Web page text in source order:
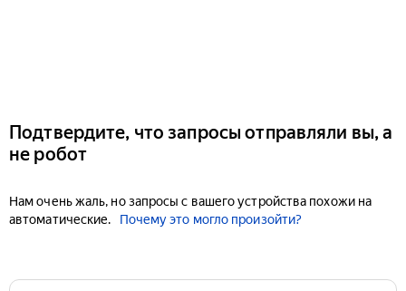
Подтвердите, что запросы отправляли вы, а
не робот
Нам очень жаль, но запросы с вашего устройства похожи на
автоматические.
Почему это могло произойти?